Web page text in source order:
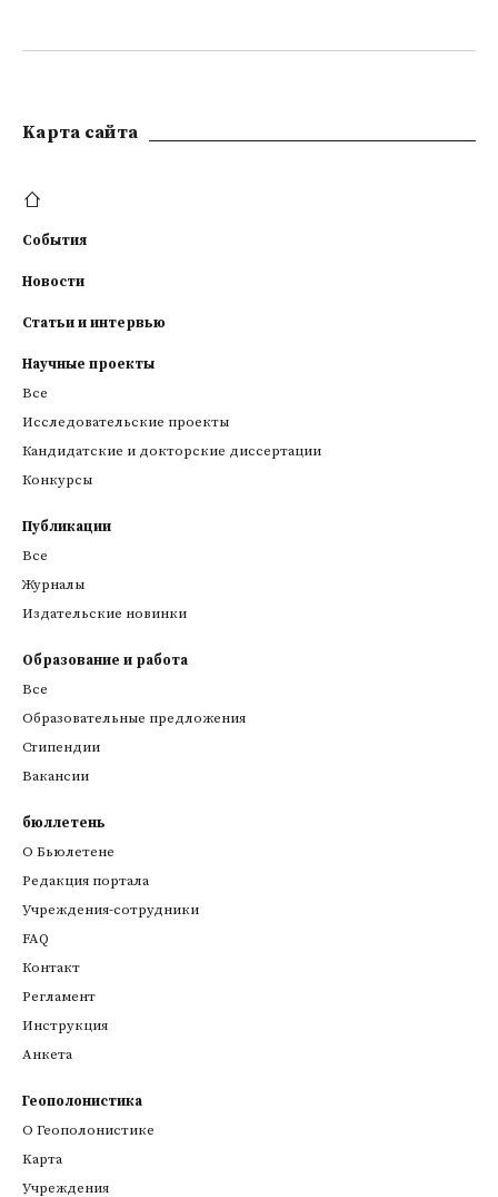
Kарта сайта
События
Новости
Статьи и интервью
Научные проекты
Все
Исследовательские проекты
Кандидатские и докторские диссертации
Конкурсы
Публикации
Все
Журналы
Издательские новинки
Образование и работа
Все
Образовательные предложения
Стипендии
Вакансии
бюллетень
О Бьюлетене
Редакция портала
Учреждения-сотрудники
FAQ
Контакт
Регламент
Инструкция
Анкета
Геополонистика
О Геополонистике
Kарта
Учреждения